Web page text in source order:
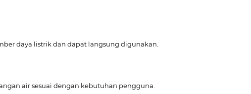
daya listrik dan dapat langsung digunakan.
air sesuai dengan kebutuhan pengguna.